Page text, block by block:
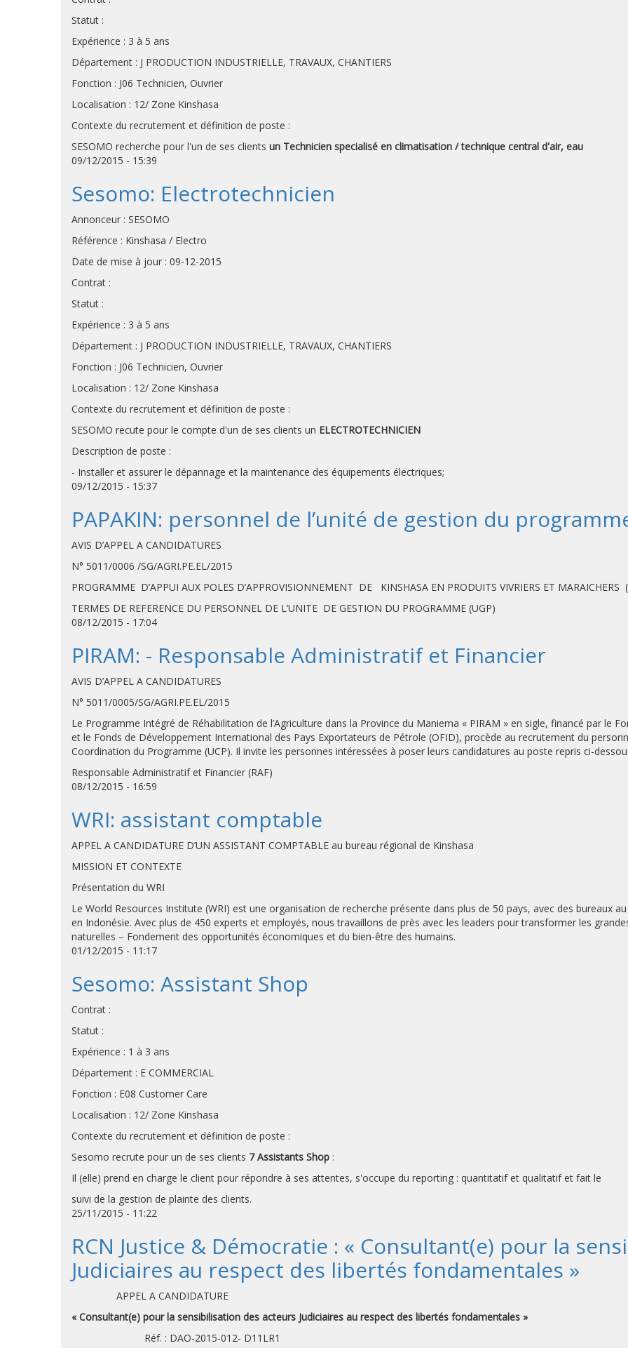
Statut :
Expérience : 3 à 5 ans
Département : J PRODUCTION INDUSTRIELLE, TRAVAUX, CHANTIERS
Fonction : J06 Technicien, Ouvrier
Localisation : 12/ Zone Kinshasa
Contexte du recrutement et définition de poste :
SESOMO recherche pour l'un de ses clients un Technicien specialisé en climatisation / technique central d'air, eau
09/12/2015 - 15:39
Sesomo: Electrotechnicien
Annonceur : SESOMO
Référence : Kinshasa / Electro
Date de mise à jour : 09-12-2015
Contrat :
Statut :
Expérience : 3 à 5 ans
Département : J PRODUCTION INDUSTRIELLE, TRAVAUX, CHANTIERS
Fonction : J06 Technicien, Ouvrier
Localisation : 12/ Zone Kinshasa
Contexte du recrutement et définition de poste :
SESOMO recute pour le compte d'un de ses clients un ELECTROTECHNICIEN
Description de poste :
- Installer et assurer le dépannage et la maintenance des équipements électriques;
09/12/2015 - 15:37
PAPAKIN: personnel de l’unité de gestion du
AVIS D’APPEL A CANDIDATURES
N° 5011/0006 /SG/AGRI.PE.EL/2015
PROGRAMME D’APPUI AUX POLES D’APPROVISIONNEMENT DE KINSHASA EN PRODUITS VIVRIERS ET MARAICHERS
TERMES DE REFERENCE DU PERSONNEL DE L’UNITE DE GESTION DU PROGRAMME (UGP)
08/12/2015 - 17:04
PIRAM: - Responsable Administratif et Financier
AVIS D’APPEL A CANDIDATURES
N° 5011/0005/SG/AGRI.PE.EL/2015
Le Programme Intégré de Réhabilitation de l’Agriculture dans la Province du Maniema « PIRAM » en sigle, financé par le
et le Fonds de Développement International des Pays Exportateurs de Pétrole (OFID), procède au recrutement du
Coordination du Programme (UCP). Il invite les personnes intéressées à poser leurs candidatures au poste repris ci-
Responsable Administratif et Financier (RAF)
08/12/2015 - 16:59
WRI: assistant comptable
APPEL A CANDIDATURE D’UN ASSISTANT COMPTABLE au bureau régional de Kinshasa
MISSION ET CONTEXTE
Présentation du WRI
Le World Resources Institute (WRI) est une organisation de recherche présente dans plus de 50 pays, avec des bureaux
en Indonésie. Avec plus de 450 experts et employés, nous travaillons de près avec les leaders pour transformer les
naturelles – Fondement des opportunités économiques et du bien-être des humains.
01/12/2015 - 11:17
Sesomo: Assistant Shop
Contrat :
Statut :
Expérience : 1 à 3 ans
Département : E COMMERCIAL
Fonction : E08 Customer Care
Localisation : 12/ Zone Kinshasa
Contexte du recrutement et définition de poste :
Sesomo recrute pour un de ses clients 7 Assistants Shop :
Il (elle) prend en charge le client pour répondre à ses attentes, s'occupe du reporting : quantitatif et qualitatif et fait le
suivi de la gestion de plainte des clients.
25/11/2015 - 11:22
RCN Justice & Démocratie : « Consultant(e) pour la
Judiciaires au respect des libertés fondamentales »
APPEL A CANDIDATURE
« Consultant(e) pour la sensibilisation des acteurs Judiciaires au respect des libertés fondamentales »
Réf. : DAO-2015-012- D11LR1